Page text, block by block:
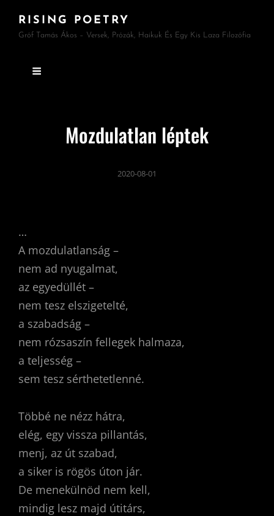
RISING POETRY
Gróf Tamás Ákos – Versek, Prózák, Haikuk És Egy Kis Laza Filozófia
Mozdulatlan léptek
2020-08-01
…
A mozdulatlanság –
nem ad nyugalmat,
az egyedüllét –
nem tesz elszigetelté,
a szabadság –
nem rózsaszín fellegek halmaza,
a teljesség –
sem tesz sérthetetlenné.
Többé ne nézz hátra,
elég, egy vissza pillantás,
menj, az út szabad,
a siker is rögös úton jár.
De menekülnöd nem kell,
mindig lesz majd útitárs,